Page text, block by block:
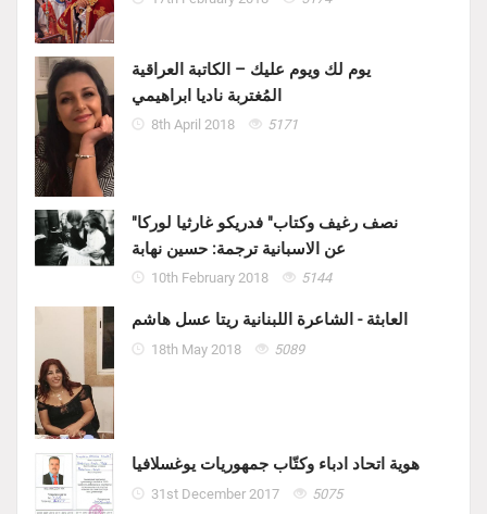
يوم لك ويوم عليك – الكاتبة العراقية
المُغتربة ناديا ابراهيمي
8th April 2018 5171
"نصف رغيف وكتاب" فدريكو غارثيا لوركا
عن الاسبانية ترجمة: حسين نهابة
10th February 2018 5144
العابثة - الشاعرة اللبنانية ريتا عسل هاشم
18th May 2018 5089
هوية اتحاد ادباء وكتّاب جمهوريات يوغسلافيا
31st December 2017 5075